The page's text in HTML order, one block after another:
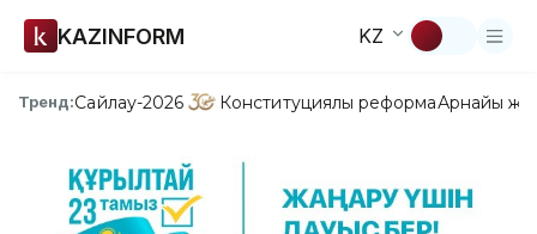
KAZINFORM KZ
Тренд:Сайлау-2026 Конституциялық реформаАрнайы